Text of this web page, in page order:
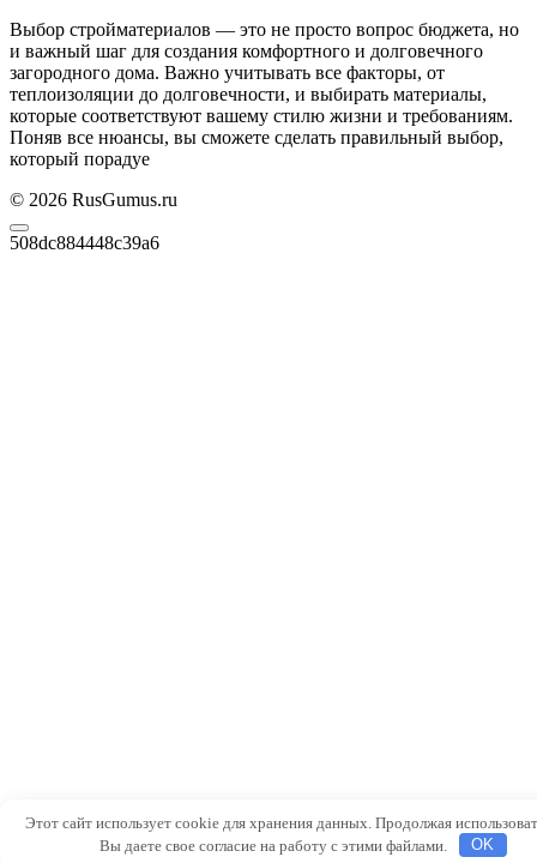
Выбор стройматериалов — это не просто вопрос бюджета, но
и важный шаг для создания комфортного и долговечного
загородного дома. Важно учитывать все факторы, от
теплоизоляции до долговечности, и выбирать материалы,
которые соответствуют вашему стилю жизни и требованиям.
Поняв все нюансы, вы сможете сделать правильный выбор,
который порадуе
© 2026 RusGumus.ru
508dc884448c39a6
Этот сайт использует cookie для хранения данных. Продолжая
Вы даете свое согласие на работу с этими файлами.
OK